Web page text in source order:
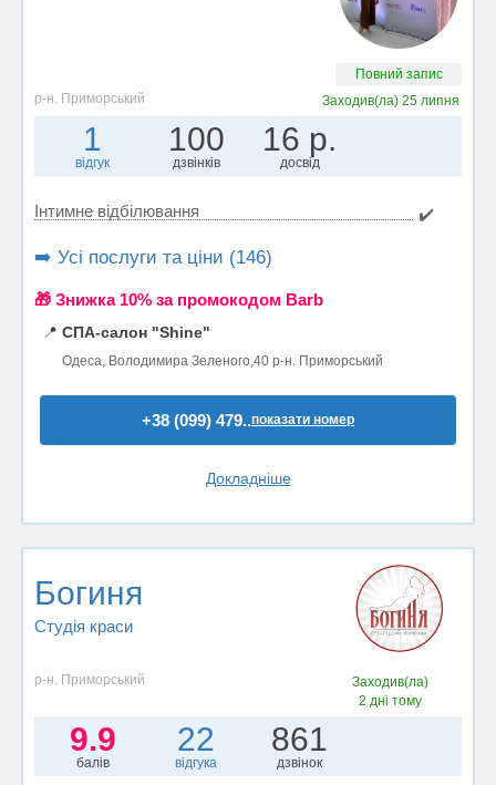
Повний запис
р-н. Приморський
Заходив(ла) 25 липня
1
відгук
100
дзвінків
16 р.
досвід
Інтимне відбілювання ✔️
➡️ Усі послуги та ціни (146)
🎁 Знижка 10% за промокодом Barb
📍 СПА-салон "Shine"
Одеса, Володимира Зеленого,40 р-н. Приморський
+38 (099) 479..показати номер
Докладніше
Богиня
Студія краси
р-н. Приморський
Заходив(ла)
2 дні тому
9.9
балів
22
відгука
861
дзвінок